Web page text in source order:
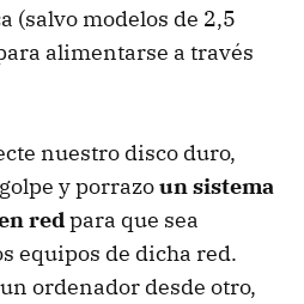
(salvo modelos de 2,5
alimentarse a través
nuestro disco duro,
y porrazoun sistema
redpara que sea
equipos de dicha red.
ordenador desde otro,